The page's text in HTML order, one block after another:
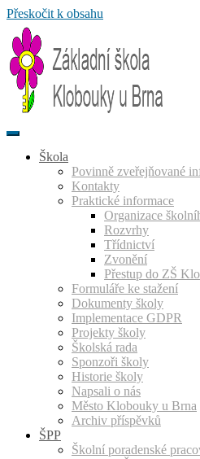
Přeskočit k obsahu
Škola
Povinně zveřejňované
Kontakty
Praktické informace
Organizace
Rozvrhy
Třídnictví
Zvonění
Přestup do ZŠ
Formuláře ke stažení
Dokumenty školy
Implementace GDPR
Projekty školy
Školská rada
Sponzoři školy
Historie školy
Napsali o nás
Město Klobouky u Brna
Archiv příspěvků
ŠPP
Školní poradenské